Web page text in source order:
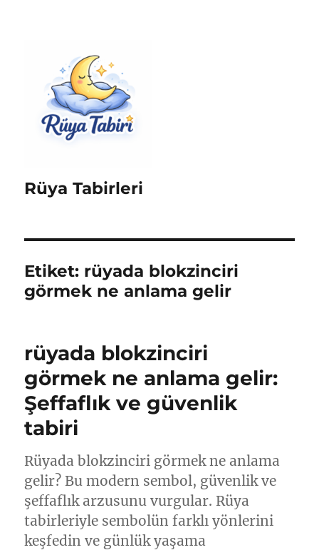
Rüya Tabirleri
Etiket: rüyada blokzinciri
görmek ne anlama gelir
rüyada blokzinciri
görmek ne anlama gelir:
Şeffaflık ve güvenlik
tabiri
Rüyada blokzinciri görmek ne anlama
gelir? Bu modern sembol, güvenlik ve
şeffaflık arzusunu vurgular. Rüya
tabirleriyle sembolün farklı yönlerini
keşfedin ve günlük yaşama